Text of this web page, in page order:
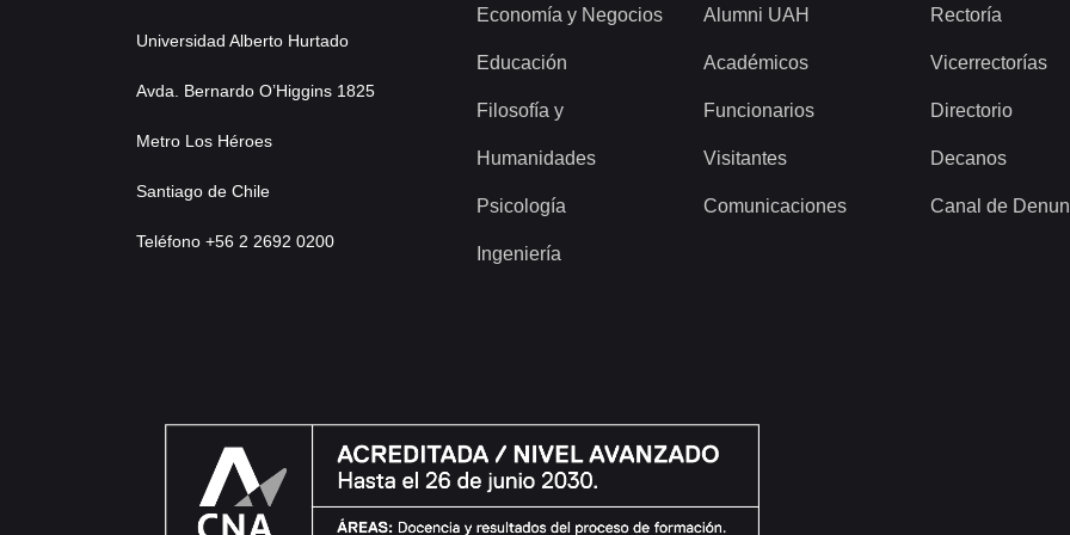
Universidad Alberto Hurtado
Avda. Bernardo O’Higgins 1825
Metro Los Héroes
Santiago de Chile
Teléfono +56 2 2692 0200
Economía y Negocios
Educación
Filosofía y
Humanidades
Psicología
Ingeniería
Alumni UAH
Académicos
Funcionarios
Visitantes
Comunicaciones
Rectoría
Vicerrectorías
Directorio
Decanos
Canal de